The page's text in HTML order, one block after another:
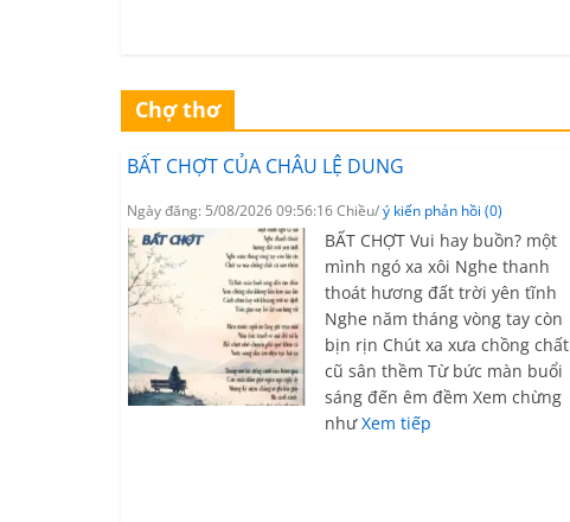
Chợ thơ
BẤT CHỢT CỦA CHÂU LỆ DUNG
Ngày đăng: 5/08/2026 09:56:16 Chiều/ý kiến phản hồi (0)
BẤT CHỢT Vui hay buồn? một
mình ngó xa xôi Nghe thanh
thoát hương đất trời yên tĩnh
Nghe năm tháng vòng tay còn
bịn rịn Chút xa xưa chồng chất
cũ sân thềm Từ bức màn buổi
sáng đến êm đềm Xem chừng
nhưXem tiếp